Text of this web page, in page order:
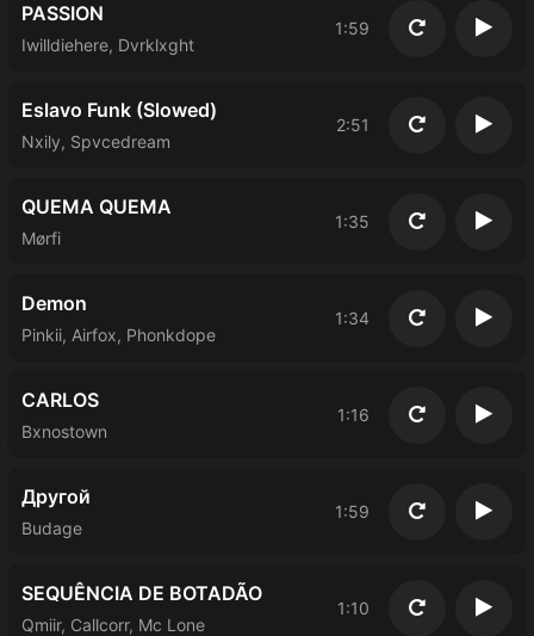
PASSION
Iwilldiehere, Dvrklxght
1:59 Повторить
Eslavo Funk (Slowed)
Nxily, Spvcedream
2:51 Повторить
QUEMA QUEMA
Mørfi
1:35 Повторить
Demon
Pinkii, Airfox, Phonkdope
1:34 Повторить
CARLOS
Bxnostown
1:16 Повторить
Другой
Budage
1:59 Повторить
SEQUÊNCIA DE BOTADÃO
Qmiir, Callcorr, Mc Lone
1:10 Повторить